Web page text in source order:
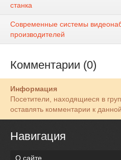
станка
Современные системы
производителей
Комментарии (0)
Информация
Посетители, находящиеся в
оставлять комментарии к
Навигация
О сайте